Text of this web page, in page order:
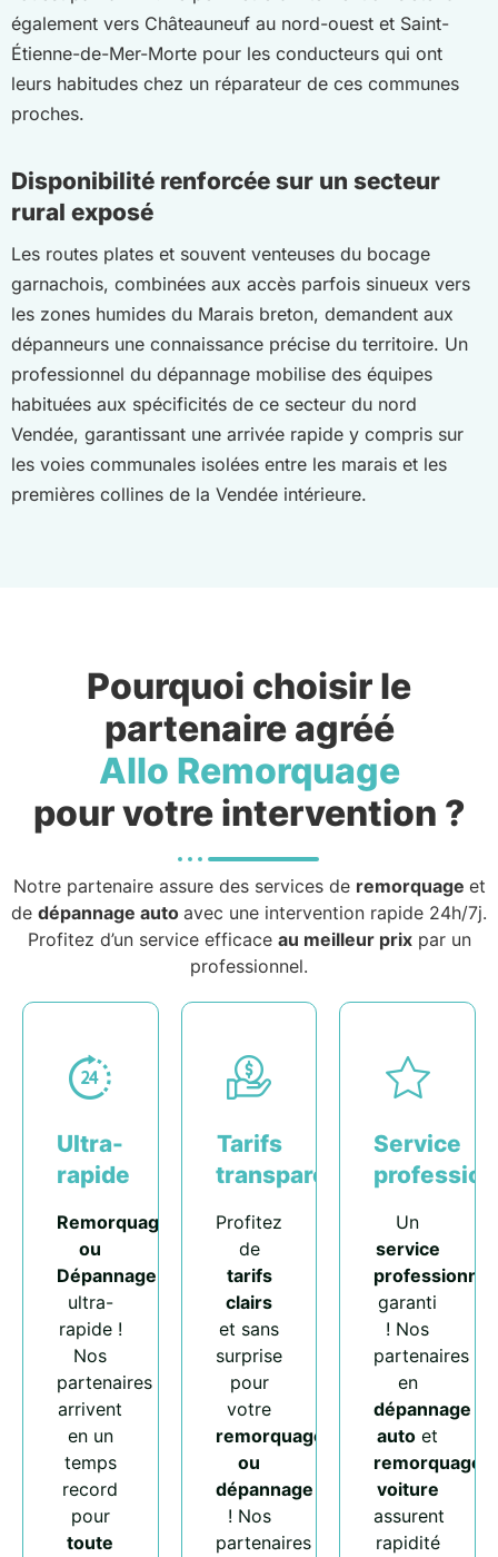
également vers Châteauneuf au nord-ouest et Saint-
Étienne-de-Mer-Morte pour les conducteurs qui ont
leurs habitudes chez un réparateur de ces communes
proches.
Disponibilité renforcée sur un secteur
rural exposé
Les routes plates et souvent venteuses du bocage
garnachois, combinées aux accès parfois sinueux vers
les zones humides du Marais breton, demandent aux
dépanneurs une connaissance précise du territoire. Un
professionnel du dépannage mobilise des équipes
habituées aux spécificités de ce secteur du nord
Vendée, garantissant une arrivée rapide y compris sur
les voies communales isolées entre les marais et les
premières collines de la Vendée intérieure.
Pourquoi choisir le
partenaire agréé
Allo Remorquage
pour votre intervention ?
Notre partenaire assure des services de remorquage et
de dépannage auto avec une intervention rapide 24h/7j.
Profitez d’un service efficace au meilleur prixpar un
professionnel.
Ultra-
rapide
Remorquage
ou
Dépannage
ultra-
rapide !
Nos
partenaires
arrivent
en un
temps
record
pour
toute
Tarifs
transparents
Profitez
de
tarifs
clairs
et sans
surprise
pour
votre
remorquage
ou
dépannage
! Nos
partenaires
Service
Un
service
professionnel
garanti
! Nos
partenaires
en
dépannage
auto et
remorquage
voiture
assurent
rapidité